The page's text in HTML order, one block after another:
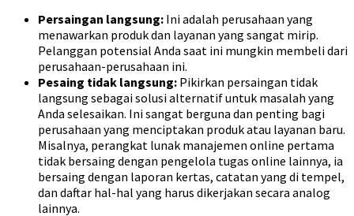
Persaingan langsung: Ini adalah perusahaan yang
menawarkan produk dan layanan yang sangat mirip.
Pelanggan potensial Anda saat ini mungkin membeli dari
perusahaan-perusahaan ini.
Pesaing tidak langsung: Pikirkan persaingan tidak
langsung sebagai solusi alternatif untuk masalah yang
Anda selesaikan. Ini sangat berguna dan penting bagi
perusahaan yang menciptakan produk atau layanan baru.
Misalnya, perangkat lunak manajemen online pertama
tidak bersaing dengan pengelola tugas online lainnya, ia
bersaing dengan laporan kertas, catatan yang di tempel,
dan daftar hal-hal yang harus dikerjakan secara analog
lainnya.